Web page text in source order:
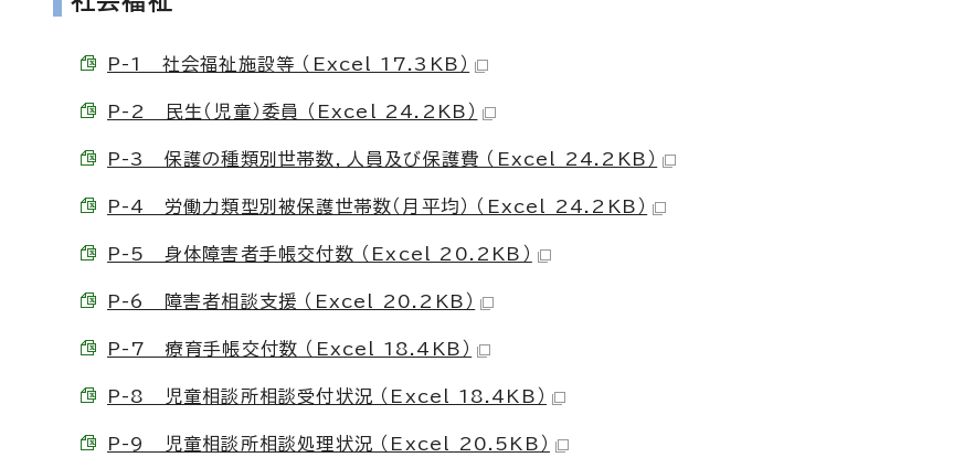
P-1 社会福祉施設等 （Excel 17.3KB）
P-2 民生（児童）委員 （Excel 24.2KB）
P-3 保護の種類別世帯数，人員及び保護費 （Excel 24.2KB）
P-4 労働力類型別被保護世帯数（月平均） （Excel 24.2KB）
P-5 身体障害者手帳交付数 （Excel 20.2KB）
P-6 障害者相談支援 （Excel 20.2KB）
P-7 療育手帳交付数 （Excel 18.4KB）
P-8 児童相談所相談受付状況 （Excel 18.4KB）
P-9 児童相談所相談処理状況 （Excel 20.5KB）